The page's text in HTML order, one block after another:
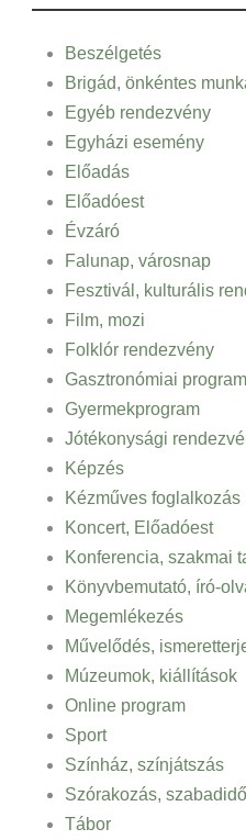
Beszélgetés
Brigád, önkéntes
Egyéb rendezvény
Egyházi esemény
Előadás
Előadóest
Évzáró
Falunap, városnap
Fesztivál, kulturális
Film, mozi
Folklór rendezvény
Gasztronómiai program
Gyermekprogram
Jótékonysági
Képzés
Kézműves foglalkozás
Koncert, Előadóest
Konferencia, szakmai
Könyvbemutató, író-
Megemlékezés
Művelődés,
Múzeumok, kiállítások
Online program
Sport
Színház, színjátszás
Szórakozás, szabadidő
Tábor